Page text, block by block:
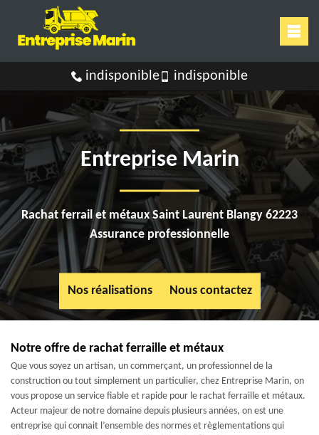
indisponible indisponible
Entreprise Marin
Rachat ferrail et métaux Saint Laurent Blangy 62223
Assurance professionnelle
Nos réalisations Nous contactez
Notre offre de rachat ferraille et métaux
Que vous soyez un artisan, un commerçant, un professionnel de la
construction ou tout simplement un particulier, chez Entreprise Marin, on
vous propose un service fiable et rapide pour le rachat ferraille et métaux.
Acteur majeur de notre domaine depuis plusieurs années, on est une
entreprise qui connait l’ensemble des normes et règlementations qui